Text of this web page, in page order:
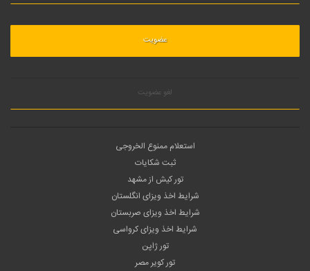
لغو عضویت
استعلام ممنوع الخروجی
ثبت شکایات
تور کیش از مشهد
شرایط اخذ ویزای انگلستان
شرایط اخذ ویزای صربستان
شرایط اخذ ویزای کرواسی
تور ژاپن
تور کویر مصر